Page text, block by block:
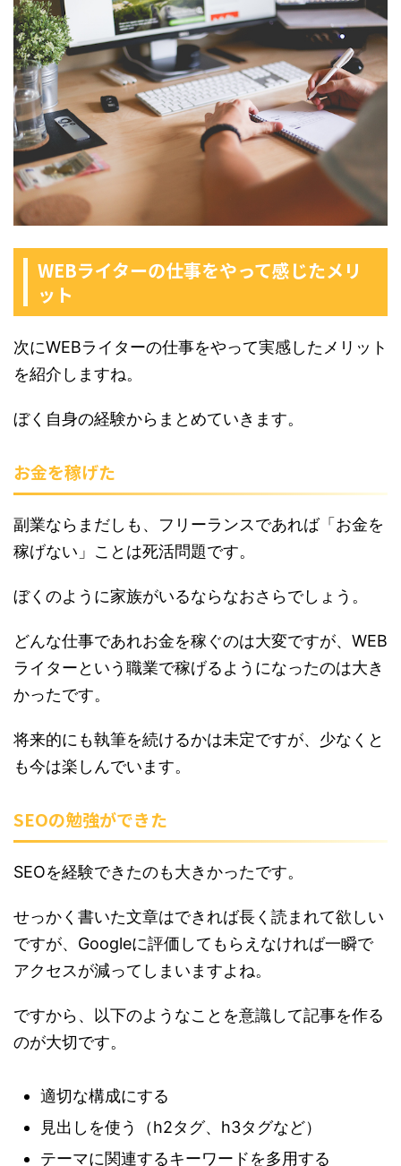
WEBライターの仕事をやって感じたメリ
ット
次にWEBライターの仕事をやって実感したメリット
を紹介しますね。
ぼく自身の経験からまとめていきます。
お金を稼げた
副業ならまだしも、フリーランスであれば「お金を
稼げない」ことは死活問題です。
ぼくのように家族がいるならなおさらでしょう。
どんな仕事であれお金を稼ぐのは大変ですが、WEB
ライターという職業で稼げるようになったのは大き
かったです。
将来的にも執筆を続けるかは未定ですが、少なくと
も今は楽しんでいます。
SEOの勉強ができた
SEOを経験できたのも大きかったです。
せっかく書いた文章はできれば長く読まれて欲しい
ですが、Googleに評価してもらえなければ一瞬で
アクセスが減ってしまいますよね。
ですから、以下のようなことを意識して記事を作る
のが大切です。
適切な構成にする
見出しを使う（h2タグ、h3タグなど）
テーマに関連するキーワードを多用する